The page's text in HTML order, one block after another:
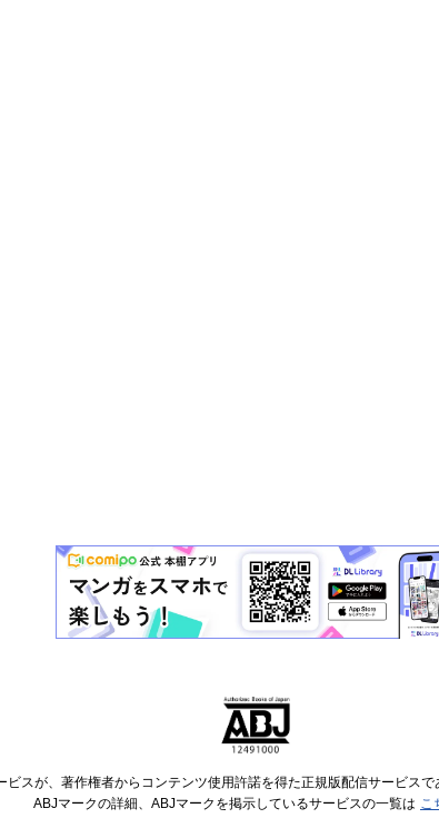
スが、著作権者からコンテンツ使用許諾を得た正規版配信サービス
ABJマークの詳細、ABJマークを掲示しているサービスの一覧は こ